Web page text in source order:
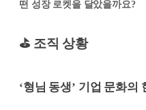
떤 성장 로켓을 달았을까요?
⛳ 조직 상황
‘형님 동생’ 기업 문화의